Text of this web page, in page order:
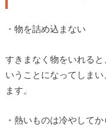
・物を詰め込まない
すきまなく物をいれる
いうことになってしま
ます。
・熱いものは冷やしてか